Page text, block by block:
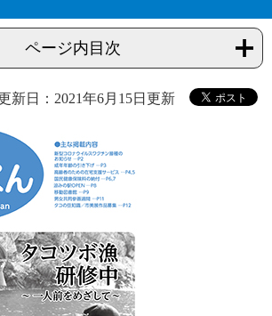
ページ内目次
新日：2021年6月15日更新